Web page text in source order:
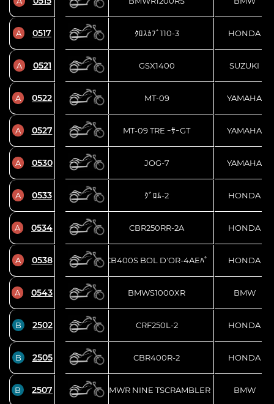
A 0517 ｸﾛｽｶﾌﾞ110-3 HONDA
A 0521 GSX1400 SUZUKI
A 0522 MT-09 YAMAHA
A 0527 MT-09 TRE ｰｻｰGT YAMAHA
A 0530 JOG-7 YAMAHA
A 0533 ｸﾞﾛﾑ-2 HONDA
A 0534 CBR250RR-2A HONDA
A 0538 CB400S BOL D'OR-4AEﾊﾟ HONDA
A 0543 BMWS1000XR BMW
B 2502 CRF250L-2 HONDA
B 2505 CBR400R-2 HONDA
B 2507 BMWR NINE TSCRAMBLER BMW